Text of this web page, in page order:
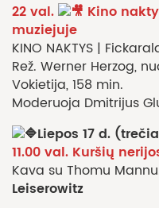
22 val.
Kino
muziejuje
KINO NAKTYS |
Rež. Werner Herzog,
Vokietija, 158 min.
Moderuoja Dmitrijus
Liepos 17 d.
11.00 val. Kuršių
Kava su Thomu
Leiserowitz